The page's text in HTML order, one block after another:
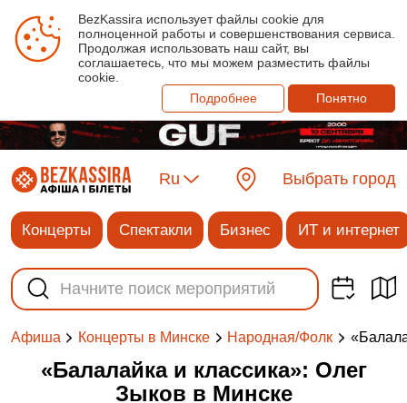
BezKassira использует файлы cookie для
полноценной работы и совершенствования сервиса.
Продолжая использовать наш сайт, вы
соглашаетесь, что мы можем разместить файлы
cookie.
Подробнее
Понятно
Ru Выбрать город
Концерты Спектакли Бизнес ИТ и интернет
Афиша Концерты в Минске Народная/Фолк
«Балалайка и классика»: Олег
Зыков в Минске